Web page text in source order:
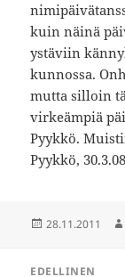
kuin näinä
ystäviin
kunnossa.
mutta silloin
virkeämpiä
Pyykkö.
Pyykkö, 30.3.08
Julkaistu
28.11.2011
EDELLINEN